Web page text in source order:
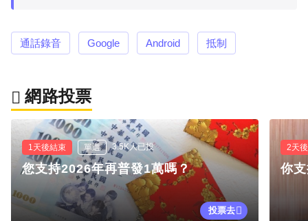
通話錄音 Google Android 抵制
網路投票
1天後結束 單選 3.5K人已投
您支持2026年再普發1萬嗎？
投票去
2天
你